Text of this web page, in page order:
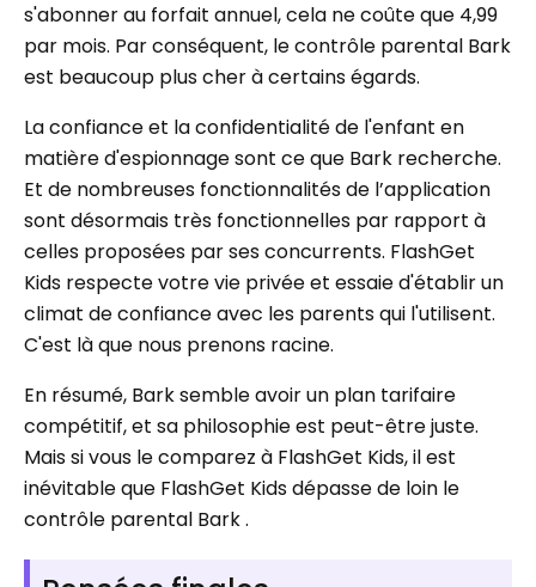
s'abonner au forfait annuel, cela ne coûte que 4,99
par mois. Par conséquent, le contrôle parental Bark
est beaucoup plus cher à certains égards.
La confiance et la confidentialité de l'enfant en
matière d'espionnage sont ce que Bark recherche.
Et de nombreuses fonctionnalités de l’application
sont désormais très fonctionnelles par rapport à
celles proposées par ses concurrents. FlashGet
Kids respecte votre vie privée et essaie d'établir un
climat de confiance avec les parents qui l'utilisent.
C'est là que nous prenons racine.
En résumé, Bark semble avoir un plan tarifaire
compétitif, et sa philosophie est peut-être juste.
Mais si vous le comparez à FlashGet Kids, il est
inévitable que FlashGet Kids dépasse de loin le
contrôle parental Bark .